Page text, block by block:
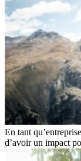
En tant
d’avoir un impact